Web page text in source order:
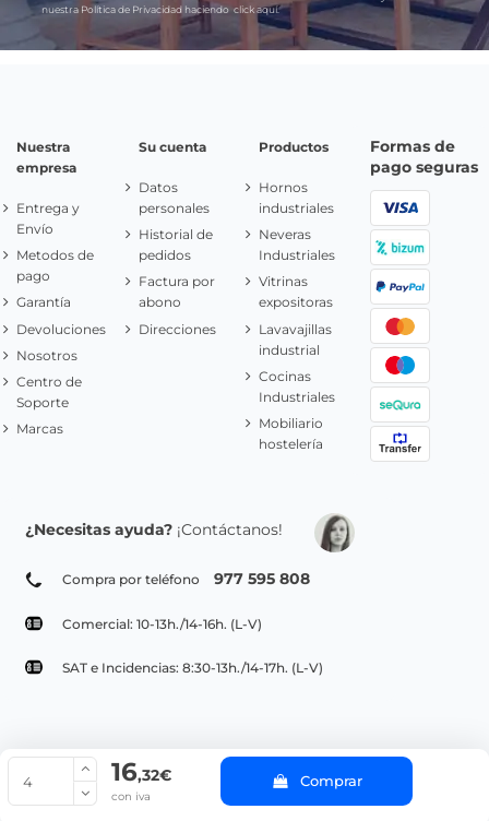
16,32€
con iva
Comprar
nuestra Política de Privacidad haciendoclick aquí.
Nuestra
empresa
Entrega y
Envío
Metodos de
pago
Garantía
Devoluciones
Nosotros
Centro de
Soporte
Marcas
Su cuenta
Datos
personales
Historial de
pedidos
Factura por
abono
Direcciones
Productos
Hornos
industriales
Neveras
Industriales
Vitrinas
expositoras
Lavavajillas
industrial
Cocinas
Industriales
Mobiliario
hostelería
Formas de
pago seguras
¿Necesitas ayuda? ¡Contáctanos!
Compra por teléfono 977 595 808
Comercial: 10-13h./14-16h. (L-V)
SAT e Incidencias: 8:30-13h./14-17h. (L-V)
© Copyright 2022 PepeBar.com |
Aviso legal y
Condiciones generales de compra |
Blog